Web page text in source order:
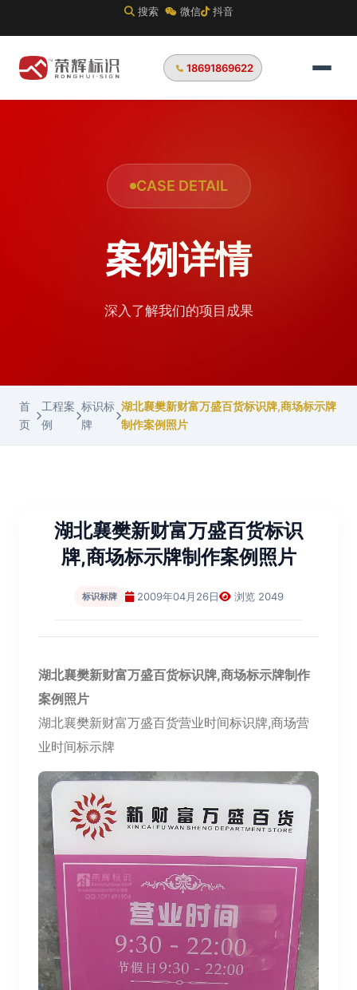
搜索 微信 抖音
18691869622
CASE DETAIL
案例详情
深入了解我们的项目成果
首
页
工程案
例
标识标
牌
湖北襄樊新财富万盛百货标识牌,商场标示牌
制作案例照片
湖北襄樊新财富万盛百货标识
牌,商场标示牌制作案例照片
标识标牌 2009年04月26日 浏览 2049
湖北襄樊新财富万盛百货标识牌,商场标示牌制作
案例照片
湖北襄樊新财富万盛百货营业时间标识牌,商场营
业时间标示牌